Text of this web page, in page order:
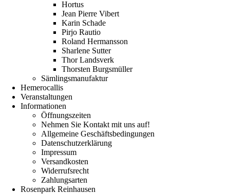
Hortus
Jean Pierre Vibert
Karin Schade
Pirjo Rautio
Roland Hermansson
Sharlene Sutter
Thor Landsverk
Thorsten Burgsmüller
Sämlingsmanufaktur
Hemerocallis
Veranstaltungen
Informationen
Öffnungszeiten
Nehmen Sie Kontakt mit uns auf!
Allgemeine Geschäftsbedingungen
Datenschutzerklärung
Impressum
Versandkosten
Widerrufsrecht
Zahlungsarten
Rosenpark Reinhausen